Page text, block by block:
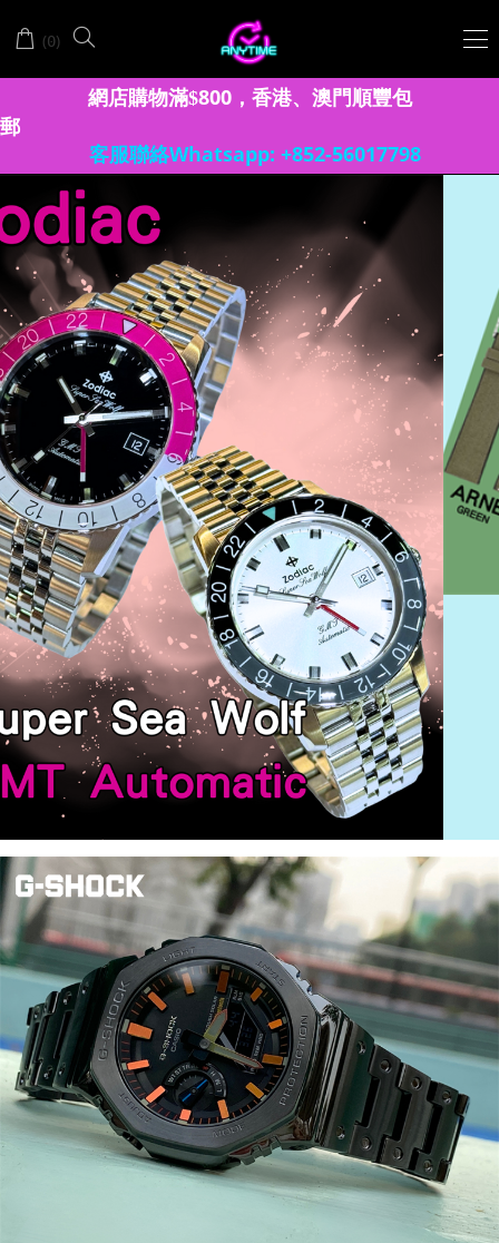
Anytime
時
計
站
│OMEGA
歐
米
茄
│LONGINES
浪
琴
│ERNEST
BOREL
依
波
路
│CASIO
卡
西
歐
│SEIKO
精
工
│CITIZEN
西
鐵
城
(0)
網店購物滿$800， 香港、澳門順豐包
郵
客服聯絡Whatsapp: +852-56017798